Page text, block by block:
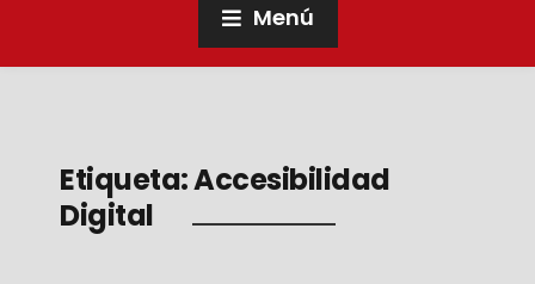
Menú
Etiqueta:Accesibilidad
Digital